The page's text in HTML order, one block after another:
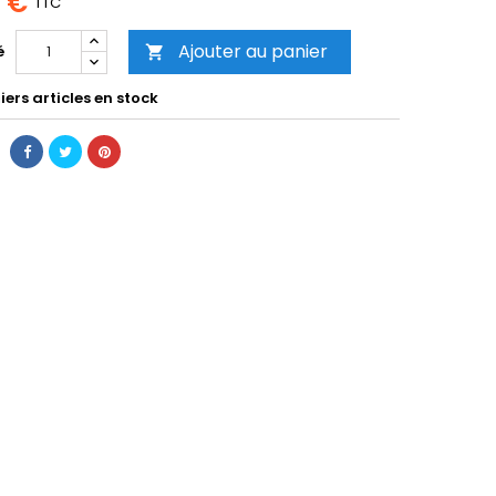
 Ajouter au panier
articles en stock